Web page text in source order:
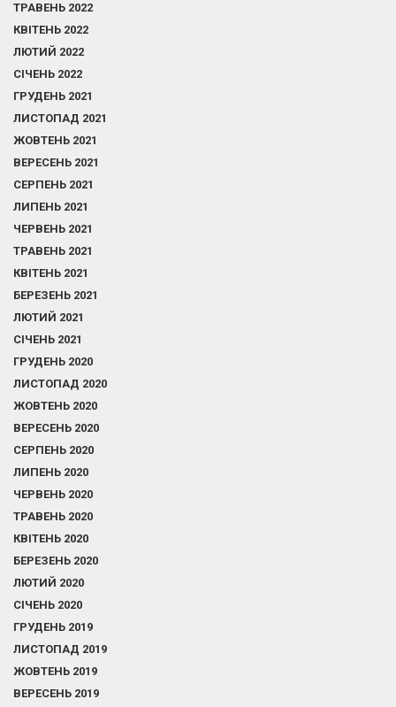
ТРАВЕНЬ 2022
КВІТЕНЬ 2022
ЛЮТИЙ 2022
СІЧЕНЬ 2022
ГРУДЕНЬ 2021
ЛИСТОПАД 2021
ЖОВТЕНЬ 2021
ВЕРЕСЕНЬ 2021
СЕРПЕНЬ 2021
ЛИПЕНЬ 2021
ЧЕРВЕНЬ 2021
ТРАВЕНЬ 2021
КВІТЕНЬ 2021
БЕРЕЗЕНЬ 2021
ЛЮТИЙ 2021
СІЧЕНЬ 2021
ГРУДЕНЬ 2020
ЛИСТОПАД 2020
ЖОВТЕНЬ 2020
ВЕРЕСЕНЬ 2020
СЕРПЕНЬ 2020
ЛИПЕНЬ 2020
ЧЕРВЕНЬ 2020
ТРАВЕНЬ 2020
КВІТЕНЬ 2020
БЕРЕЗЕНЬ 2020
ЛЮТИЙ 2020
СІЧЕНЬ 2020
ГРУДЕНЬ 2019
ЛИСТОПАД 2019
ЖОВТЕНЬ 2019
ВЕРЕСЕНЬ 2019